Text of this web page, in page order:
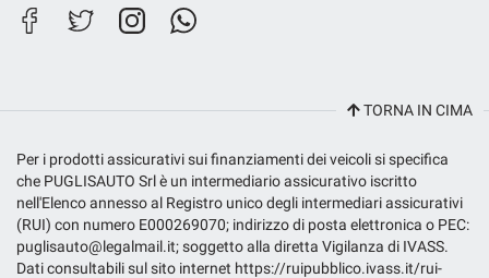
Filiale City Store
Lavora con noi
TORNA IN CIMA
Per i prodotti assicurativi sui finanziamenti dei veicoli si specifica
che PUGLISAUTO Srl è un intermediario assicurativo iscritto
nell'Elenco annesso al Registro unico degli intermediari assicurativi
(RUI) con numero E000269070; indirizzo di posta elettronica o PEC:
puglisauto@legalmail.it; soggetto alla diretta Vigilanza di IVASS.
Dati consultabili sul sito internet https://ruipubblico.ivass.it/rui-